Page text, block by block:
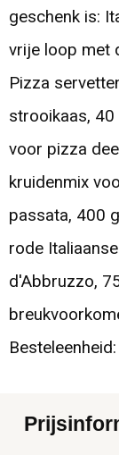
geschenk is:
vrije loop met
Pizza
strooikaas, 40
voor pizza
kruidenmix
passata, 400
rode
d'Abbruzzo,